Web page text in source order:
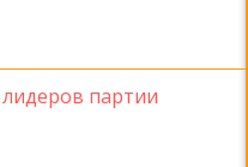
партии